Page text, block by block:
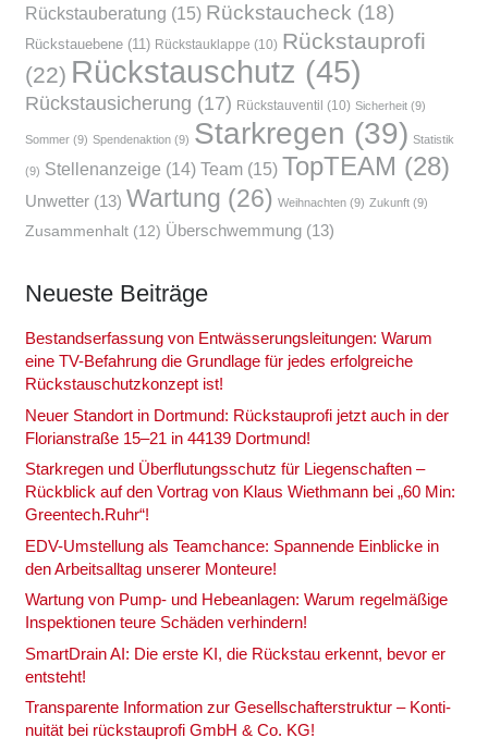
Rückstauberatung (15) Rückstaucheck (18)
Rückstauebene(11) Rückstauklappe (10) Rückstauprofi
(22) Rückstauschutz (45)
Rückstausicherung (17) Rückstauventil (10) Sicherheit(9)
Sommer(9) Spendenaktion(9) Starkregen (39) Statistik
(9) Stellenanzeige (14) Team(15) TopTEAM (28)
Unwetter(13) Wartung (26) Weihnachten(9) Zukunft(9)
Zusammenhalt(12) Überschwemmung(13)
Neu­es­te Bei­trä­ge
Bestands­er­fas­sung von Ent­wäs­se­rungs­lei­tun­gen: War­um
eine TV-Befah­rung die Grund­la­ge für jedes erfolg­rei­che
Rückstau­schutz­kon­zept ist!
Neu­er Stand­ort in Dort­mund: Rück­stau­pro­fi jetzt auch in der
Flo­ri­an­stra­ße 15–21 in 44139 Dort­mund!
Stark­re­gen und Über­flu­tungs­schutz für Lie­gen­schaf­ten –
Rück­blick auf den Vor­trag von Klaus Wieth­mann bei „60 Min:
Greentech.Ruhr“!
EDV-Umstel­lung als Team­chan­ce: Span­nen­de Ein­bli­cke in
den Arbeits­all­tag unse­rer Mon­teu­re!
War­tung von Pump- und Hebe­an­la­gen: War­um regel­mä­ßi­ge
Inspek­tio­nen teu­re Schä­den ver­hin­dern!
Smart­Drain AI: Die ers­te KI, die Rück­stau erkennt, bevor er
ent­steht!
Trans­pa­ren­te Infor­ma­ti­on zur Gesell­schaf­ter­struk­tur – Kon­ti­
nui­tät bei rück­stau­pro­fi GmbH & Co. KG!